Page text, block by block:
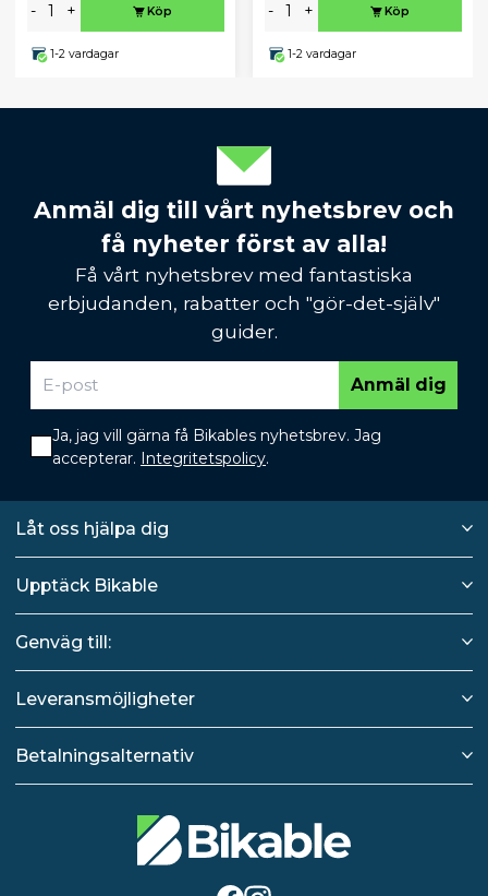
- + Köp
1-2 vardagar
- + Köp
1-2 vardagar
Anmäl dig till vårt nyhetsbrev och
få nyheter först av alla!
Få vårt nyhetsbrev med fantastiska
erbjudanden, rabatter och "gör-det-själv"
guider.
Anmäl dig
Ja, jag vill gärna få Bikables nyhetsbrev. Jag
accepterar. Integritetspolicy.
Låt oss hjälpa dig
Upptäck Bikable
Genväg till:
Leveransmöjligheter
Betalningsalternativ